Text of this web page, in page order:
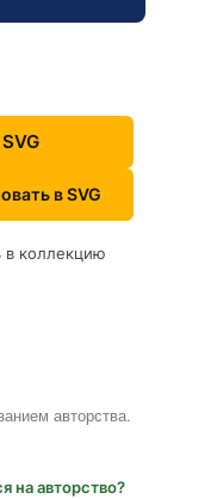
SVG
в SVG
в коллекцию
авторства.
на авторство?